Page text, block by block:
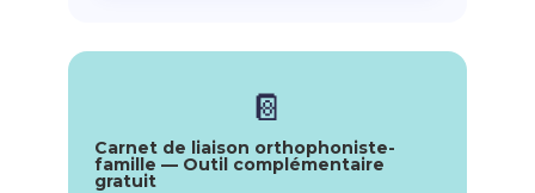
📔
Carnet de liaison orthophoniste-
famille — Outil complémentaire
gratuit